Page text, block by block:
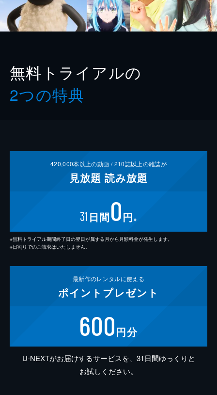
無料トライアルの
2つの特典
420,000本以上の動画 /210誌以上の雑誌が
見放題 読み放題
31 日間0円 ※
※無料トライアル期間終了日の翌日が属する月から月額料金が発生します。
※日割りでのご請求はいたしません。
最新作のレンタルに使える
ポイント プレゼント
600円分
U-NEXTがお届けするサービスを、31日間ゆっくりと
お試しください。